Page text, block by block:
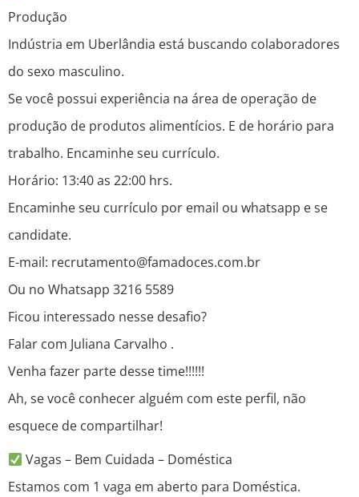
Produção
Indústria em Uberlândia está buscando colaboradores
do sexo masculino.
Se você possui experiência na área de operação de
produção de produtos alimentícios. E de horário para
trabalho. Encaminhe seu currículo.
Horário: 13:40 as 22:00 hrs.
Encaminhe seu currículo por email ou whatsapp e se
candidate.
E-mail: recrutamento@famadoces.com.br
Ou no Whatsapp 3216 5589
Ficou interessado nesse desafio?
Falar com Juliana Carvalho .
Venha fazer parte desse time!!!!!!
Ah, se você conhecer alguém com este perfil, não
esquece de compartilhar!
Vagas – Bem Cuidada – Doméstica
Estamos com 1 vaga em aberto para Doméstica.